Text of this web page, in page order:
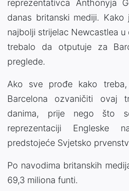
reprezentativca Anthonyja
danas britanski mediji.
najbolji strijelac Newcastlea
trebalo da otputuje za
preglede.
Ako sve prođe kako
Barcelona ozvaničiti ovaj
danima, prije nego što
reprezentaciji Engleske
predstojeće Svjetsko
Po navodima britanskih
69,3 miliona funti.